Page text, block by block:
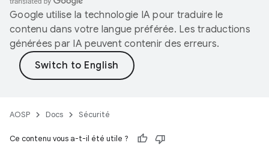
Google utilise la technologie IA pour traduire le
contenu dans votre langue préférée. Les traductions
générées par IA peuvent contenir des erreurs.
AOSP Docs Sécurité
Ce contenu vous a-t-il été utile ?